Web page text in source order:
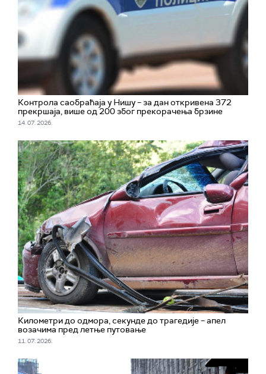
Контрола саобраћаја у Нишу – за дан откривена 372
прекршаја, више од 200 због прекорачења брзине
14. 07. 2026.
Километри до одмора, секунде до трагедије – апел
возачима пред летње путовање
11. 07. 2026.